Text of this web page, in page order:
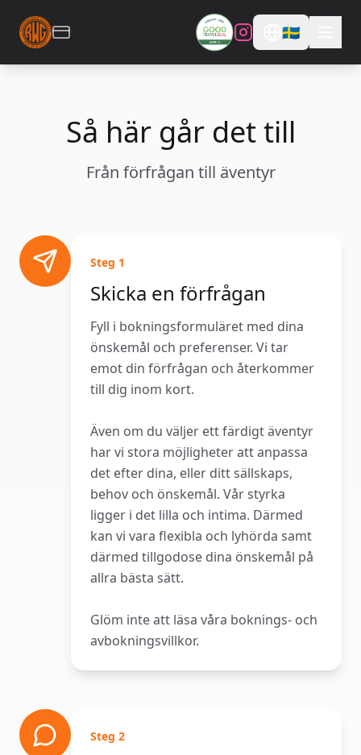
🇸🇪
Så här går det till
Från förfrågan till äventyr
Steg 1
Skicka en förfrågan
Fyll i bokningsformuläret med dina
önskemål och preferenser. Vi tar
emot din förfrågan och återkommer
till dig inom kort.
Även om du väljer ett färdigt äventyr
har vi stora möjligheter att anpassa
det efter dina, eller ditt sällskaps,
behov och önskemål. Vår styrka
ligger i det lilla och intima. Därmed
kan vi vara flexibla och lyhörda samt
därmed tillgodose dina önskemål på
allra bästa sätt.
Glöm inte att läsa våra boknings- och
avbokningsvillkor.
Steg 2